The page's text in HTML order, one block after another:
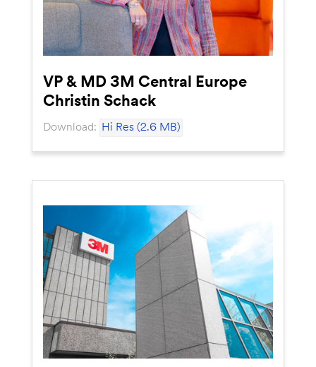
VP & MD 3M Central Europe
Christin Schack
Download: Hi Res (2.6 MB)